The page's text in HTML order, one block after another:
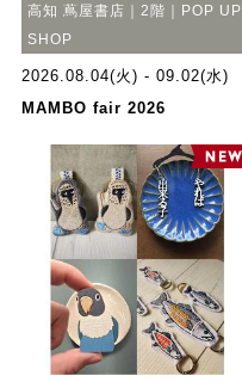
高知 蔦屋書店｜2階｜POP UP
SHOP
2026.08.04(火) - 09.02(水)
МАМВО fair 2026